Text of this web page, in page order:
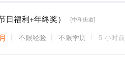
日福利+年终奖） [中和街道]
不限经验 不限学历 5 小时前